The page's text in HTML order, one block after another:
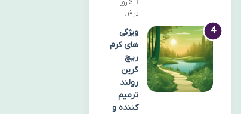
3 روز
پیش
ویژگی
های کرم
ریچ
گرین
رولند
ترمیم
کننده و